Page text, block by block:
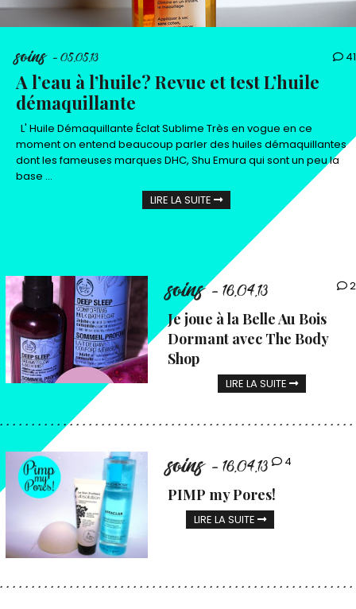
soins - 05.05.13 41
A l’eau à l’huile? Revue et test L’huile
démaquillante
L' Huile Démaquillante Éclat Sublime Très en vogue en ce
moment on entend beaucoup parler des huiles démaquillantes
dont les fameuses marques DHC, Shu Emura qui sont un peu la
base ...
LIRE LA SUITE
soins - 16.04.13 2
Je joue à la Belle Au Bois
Dormant avec The Body
Shop
LIRE LA SUITE
soins - 16.04.13 4
PIMP my Pores!
LIRE LA SUITE